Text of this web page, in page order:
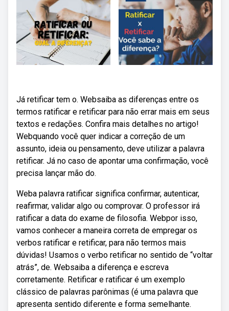
Já retificar tem o. Websaiba as diferenças entre os
termos ratificar e retificar para não errar mais em seus
textos e redações. Confira mais detalhes no artigo!
Webquando você quer indicar a correção de um
assunto, ideia ou pensamento, deve utilizar a palavra
retificar. Já no caso de apontar uma confirmação, você
precisa lançar mão do.
Weba palavra ratificar significa confirmar, autenticar,
reafirmar, validar algo ou comprovar. O professor irá
ratificar a data do exame de filosofia. Webpor isso,
vamos conhecer a maneira correta de empregar os
verbos ratificar e retificar, para não termos mais
dúvidas! Usamos o verbo retificar no sentido de “voltar
atrás”, de. Websaiba a diferença e escreva
corretamente. Retificar e ratificar é um exemplo
clássico de palavras parônimas (é uma palavra que
apresenta sentido diferente e forma semelhante.